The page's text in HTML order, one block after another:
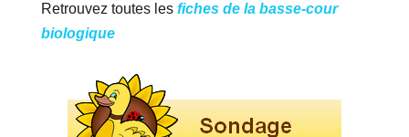
Retrouvez toutes les fiches de la basse-cour
biologique